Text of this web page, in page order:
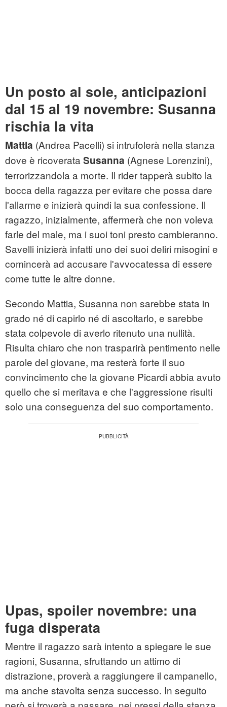
Un posto al sole, anticipazioni
dal 15 al 19 novembre: Susanna
rischia la vita
Mattia (Andrea Pacelli) si intrufolerà nella stanza
dove è ricoverata Susanna (Agnese Lorenzini),
terrorizzandola a morte. Il rider tapperà subito la
bocca della ragazza per evitare che possa dare
l'allarme e inizierà quindi la sua confessione. Il
ragazzo, inizialmente, affermerà che non voleva
farle del male, ma i suoi toni presto cambieranno.
Savelli inizierà infatti uno dei suoi deliri misogini e
comincerà ad accusare l'avvocatessa di essere
come tutte le altre donne.
Secondo Mattia, Susanna non sarebbe stata in
grado né di capirlo né di ascoltarlo, e sarebbe
stata colpevole di averlo ritenuto una nullità.
Risulta chiaro che non trasparirà pentimento nelle
parole del giovane, ma resterà forte il suo
convincimento che la giovane Picardi abbia avuto
quello che si meritava e che l'aggressione risulti
solo una conseguenza del suo comportamento.
Upas, spoiler novembre: una
fuga disperata
Mentre il ragazzo sarà intento a spiegare le sue
ragioni, Susanna, sfruttando un attimo di
distrazione, proverà a raggiungere il campanello,
ma anche stavolta senza successo. In seguito